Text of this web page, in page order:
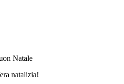
Natale
natalizia!